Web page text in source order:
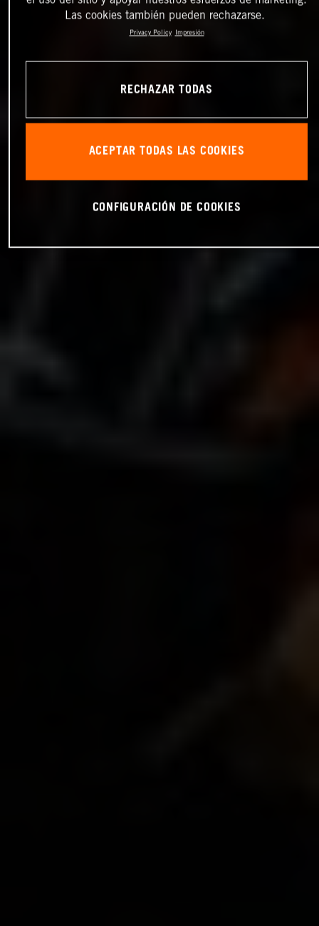
Las cookies también pueden rechazarse.
Privacy Policy Impresión
RECHAZAR TODAS
ACEPTAR TODAS LAS COOKIES
CONFIGURACIÓN DE COOKIES